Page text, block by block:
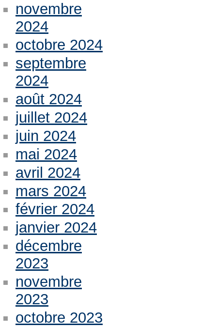
novembre
2024
octobre 2024
septembre
2024
août 2024
juillet 2024
juin 2024
mai 2024
avril 2024
mars 2024
février 2024
janvier 2024
décembre
2023
novembre
2023
octobre 2023